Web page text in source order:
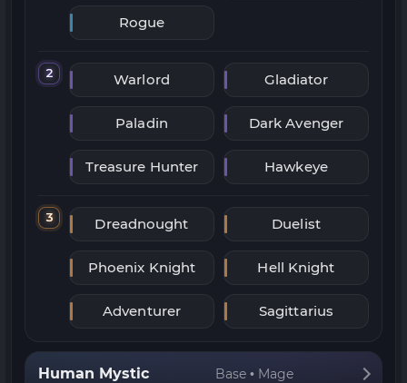
Rogue
2 Warlord Gladiator
Paladin Dark Avenger
Treasure Hunter Hawkeye
3 Dreadnought Duelist
Phoenix Knight Hell Knight
Adventurer Sagittarius
Human Mystic Base • Mage